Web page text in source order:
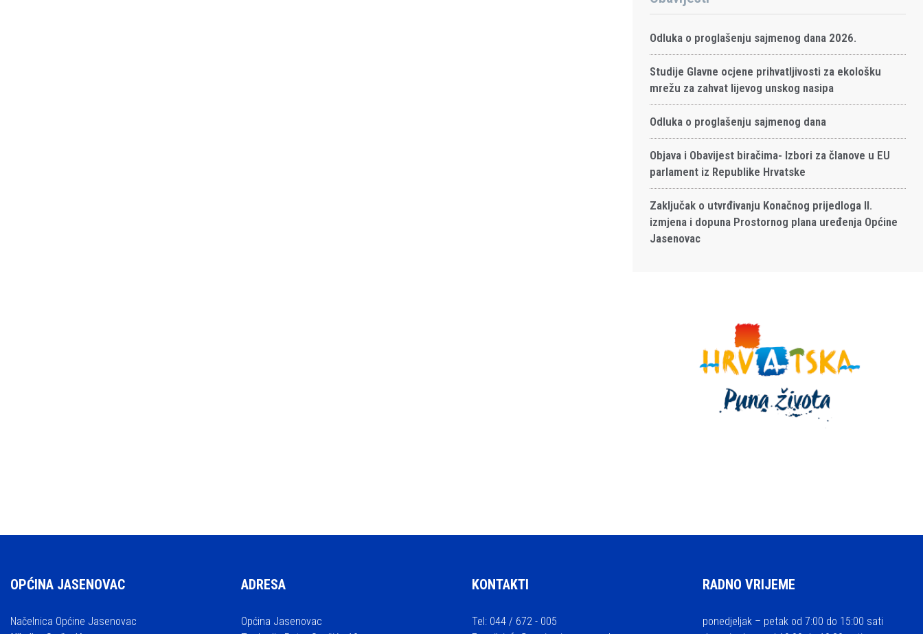
Odluka o proglašenju sajmenog dana 2026.
Studije Glavne ocjene prihvatljivosti za ekološku
mrežu za zahvat lijevog unskog nasipa
Odluka o proglašenju sajmenog dana
Objava i Obavijest biračima- Izbori za članove u EU
parlament iz Republike Hrvatske
Zaključak o utvrđivanju Konačnog prijedloga II.
izmjena i dopuna Prostornog plana uređenja Općine
Jasenovac
OPĆINA JASENOVAC
Načelnica Općine Jasenovac
ADRESA
Općina Jasenovac
KONTAKTI
Tel: 044 / 672 - 005
RADNO VRIJEME
ponedjeljak – petak od 7:00 do 15:00 sati